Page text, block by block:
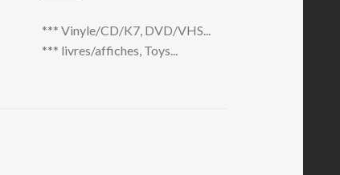
*** Vinyle/CD/K7, DVD/VHS...
*** livres/affiches, Toys...